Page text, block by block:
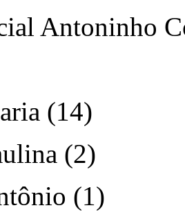
Antoninho
(14)
(2)
(1)